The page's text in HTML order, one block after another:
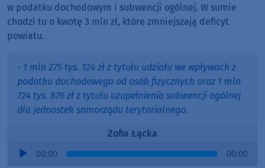
w podatku dochodowym i subwencji ogólnej. W sumie
chodzi tu o kwotę 3 mln zł, które zmniejszają deficyt
powiatu.
- 1 mln 275 tys. 124 zł z tytułu udziału we wpływach z
podatku dochodowego od osób fizycznych oraz 1 mln
724 tys. 876 zł z tytułu uzupełnienia subwencji ogólnej
dla jednostek samorządu terytorialnego.
Zofia Łącka
Audio
00:00 00:00